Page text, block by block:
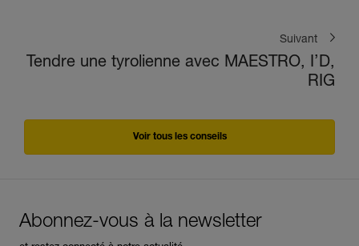
Suivant
Tendre une tyrolienne avec MAESTRO, I’D,
RIG
Voir tous les conseils
Abonnez-vous à la newsletter